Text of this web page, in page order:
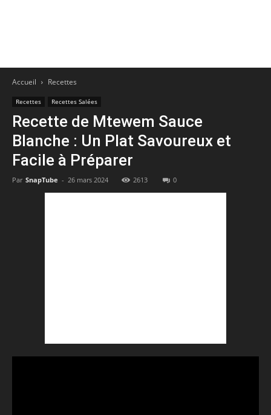
Accueil Recettes
Recettes Recettes Salées
Recette de Mtewem Sauce
Blanche : Un Plat Savoureux et
Facile à Préparer
Par SnapTube - 26 mars 2024 2613 0